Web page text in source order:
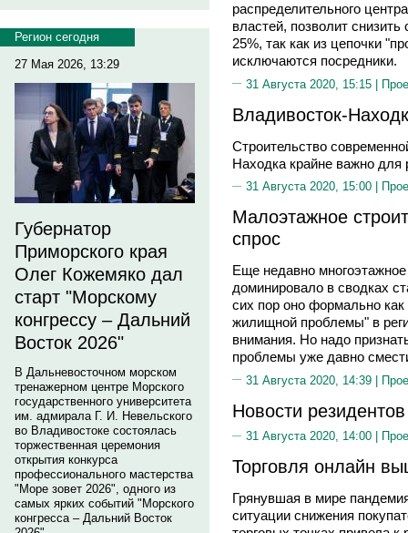
Регион сегодня
27 Мая 2026, 13:29
Губернатор
Приморского края
Олег Кожемяко дал
старт "Морскому
конгрессу – Дальний
Восток 2026"
В Дальневосточном морском
тренажерном центре Морского
государственного университета
им. адмирала Г. И. Невельского
во Владивостоке состоялась
торжественная церемония
открытия конкурса
профессионального мастерства
"Море зовет 2026", одного из
самых ярких событий "Морского
конгресса – Дальний Восток
распределительного
властей, позволит
25%, так как из цепочки
исключаются посредники.
31 Августа 2020, 15:15 |
Владивосток-
Строительство
Находка крайне важно для
31 Августа 2020, 15:00 |
Малоэтажное
спрос
Еще недавно
доминировало в сводках
сих пор оно формально
жилищной проблемы" в
внимания. Но надо
проблемы уже давно
31 Августа 2020, 14:39 |
Новости
31 Августа 2020, 14:00 |
Торговля онлайн
Грянувшая в мире
ситуации снижения